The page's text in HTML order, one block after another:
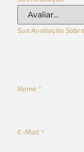
Sua Avaliação
Nome *
E-Mail *